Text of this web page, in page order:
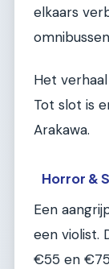
elkaars
Het
Tot slot is
Arakawa.
Horror &
Een
een violist.
€55 en